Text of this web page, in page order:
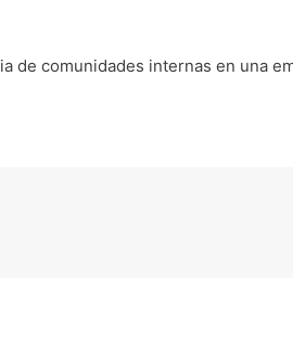
de comunidades internas en una